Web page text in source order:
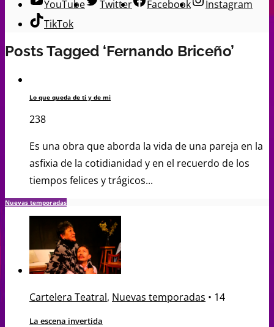
YouTube Twitter Facebook
Instagram
TikTok
Posts Tagged ‘Fernando Briceño’
Lo que queda de ti y de mi
238
Es una obra que aborda la vida de una pareja en la
asfixia de la cotidianidad y en el recuerdo de los
tiempos felices y trágicos...
Nuevas temporadas
Cartelera Teatral, Nuevas temporadas • 14
La escena invertida